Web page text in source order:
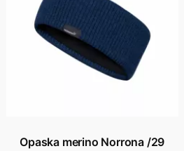
Opaska merino Norrona /29